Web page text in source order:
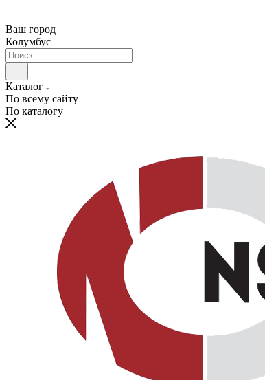
Ваш город
Колумбус
Каталог
По всему сайту
По каталогу